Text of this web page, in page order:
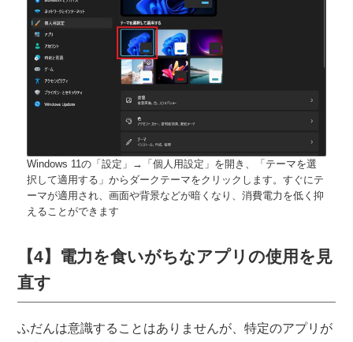
Windows 11の「設定」→「個人用設定」を開き、「テーマを選
択して適用する」からダークテーマをクリックします。すぐにテ
ーマが適用され、画面や背景などが暗くなり、消費電力を低く抑
えることができます
【4】電力を食いがちなアプリの使用を見
直す
ふだんは意識することはありませんが、特定のアプリが